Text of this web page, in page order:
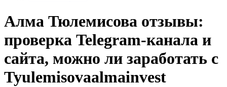
Алма Тюлемисова отзывы:
проверка Telegram-канала и
сайта, можно ли заработать с
Tyulemisovaalmainvest